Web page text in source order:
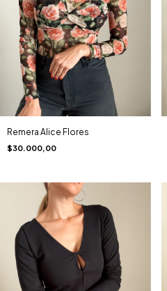
Remera Alice Flores
$30.000,00